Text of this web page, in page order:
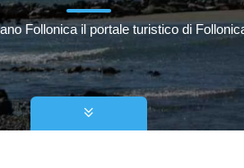
Follonica il portale turistico di